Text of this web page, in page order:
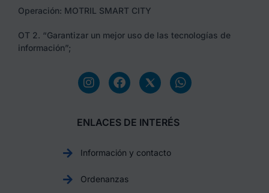
Operación: MOTRIL SMART CITY
OT 2. “Garantizar un mejor uso de las tecnologías de
información”;
ENLACES DE INTERÉS
Información y contacto
Ordenanzas